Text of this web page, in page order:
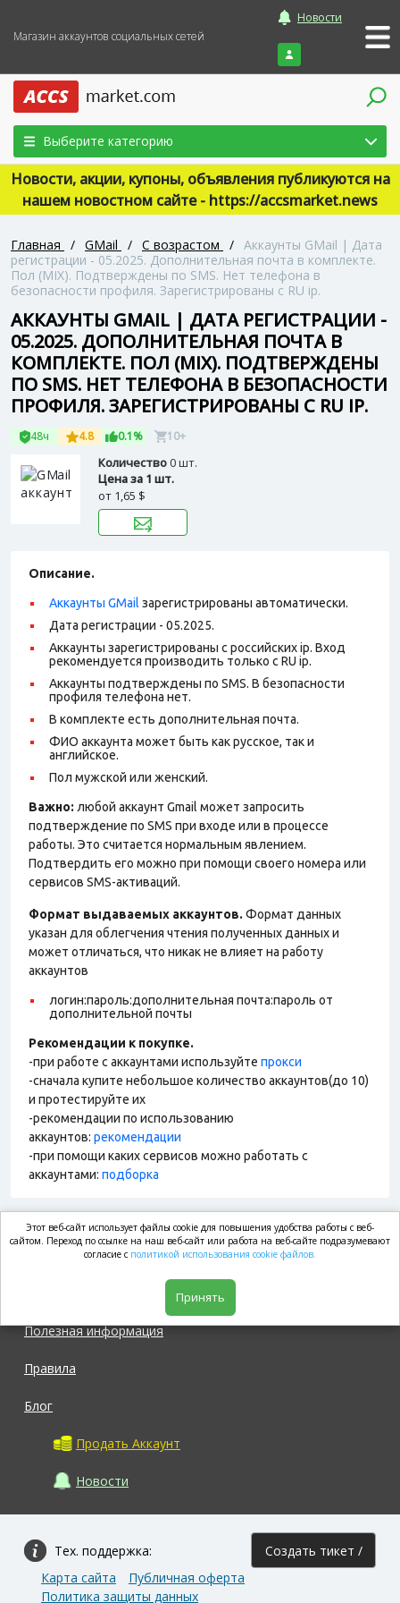
Магазин аккаунтов социальных сетей
Новости
Войти
Выберите категорию
Новости, акции, купоны, объявления публикуются на
нашем новостном сайте - https://accsmarket.news
Главная / GMail / С возрастом / Аккаунты GMail | Дата
регистрации - 05.2025. Дополнительная почта в комплекте.
Пол (MIX). Подтверждены по SMS. Нет телефона в
безопасности профиля. Зарегистрированы с RU ip.
АККАУНТЫ GMAIL | ДАТА РЕГИСТРАЦИИ -
05.2025. ДОПОЛНИТЕЛЬНАЯ ПОЧТА В
КОМПЛЕКТЕ. ПОЛ (MIX). ПОДТВЕРЖДЕНЫ
ПО SMS. НЕТ ТЕЛЕФОНА В БЕЗОПАСНОСТИ
ПРОФИЛЯ. ЗАРЕГИСТРИРОВАНЫ С RU IP.
48ч 4.8 0.1% 10+
Количество0 шт.
Цена за 1 шт.
от 1,65 $
Описание.
Аккаунты GMail зарегистрированы автоматически.
Дата регистрации - 05.2025.
Аккаунты зарегистрированы с российских ip. Вход
рекомендуется производить только с RU ip.
Аккаунты подтверждены по SMS. В безопасности
профиля телефона нет.
В комплекте есть дополнительная почта.
ФИО аккаунта может быть как русское, так и
английское.
Пол мужской или женский.
Важно: любой аккаунт Gmail может запросить
подтверждение по SMS при входе или в процессе
работы. Это считается нормальным явлением.
Подтвердить его можно при помощи своего номера или
сервисов SMS-активаций.
Формат выдаваемых аккаунтов. Формат данных
указан для облегчения чтения полученных данных и
может отличаться, что никак не влияет на работу
аккаунтов
логин:пароль:дополнительная почта:пароль от
дополнительной почты
Рекомендации к покупке.
-при работе с аккаунтами используйте прокси
-сначала купите небольшое количество аккаунтов(до 10)
и протестируйте их
-рекомендации по использованию
аккаунтов: рекомендации
-при помощи каких сервисов можно работать с
аккаунтами: подборка
market.com
Полезная информация
Правила
Блог
Продать Аккаунт
Новости
Тех. поддержка: Создать тикет /
Карта сайта
Публичная оферта
Политика защиты данных
Этот веб-сайт использует файлы cookie для повышения удобства работы с веб-
сайтом. Переход по ссылке на наш веб-сайт или работа на веб-сайте подразумевают
согласие с политикой использования cookie файлов.
Принять